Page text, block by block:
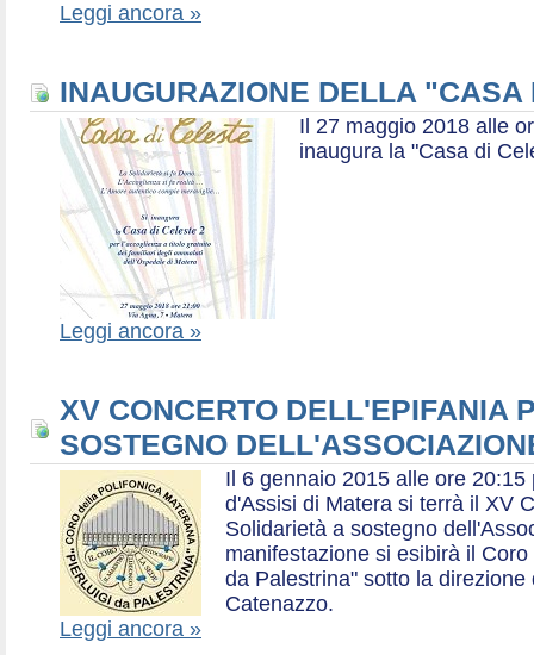
Leggi ancora »
INAUGURAZIONE DELLA
Il 27 maggio 2018 alle
inaugura la "Casa di
Leggi ancora »
XV CONCERTO DELL'EPIFANIA
SOSTEGNO
Il 6 gennaio 2015 alle ore
d'Assisi di Matera si terrà il XV
Solidarietà a sostegno
manifestazione si esibirà il
da Palestrina" sotto la
Catenazzo.
Leggi ancora »